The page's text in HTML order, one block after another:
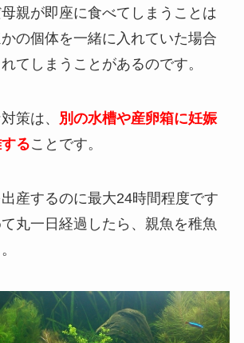
親が即座に食べてしまうことは
の個体を一緒に入れていた場合
てしまうことがあるのです。
策は、
別の水槽や産卵箱に妊娠
ることです。
産するのに最大24時間程度です
丸一日経過したら、親魚を稚魚